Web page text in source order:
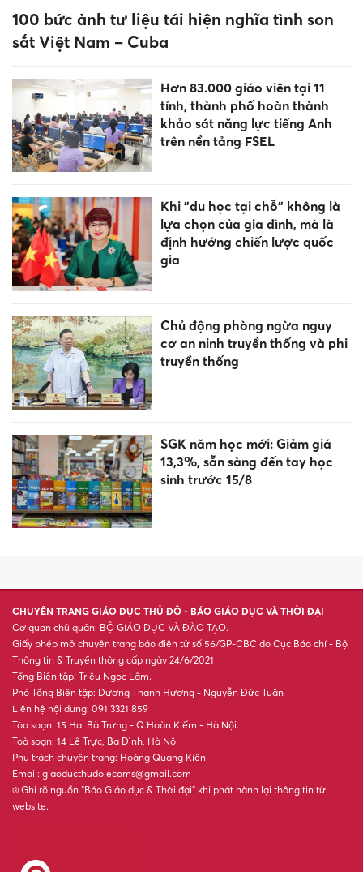
an toàn trường học, phòng
chống bạo lực học đường
được bồi dưỡng kỹ năng dạy
hát Chèo
hóa các nguồn lực đầu tư
sắp xếp, bảo lưu phụ cấp cho
cán bộ quản lý
XSMB 4/8 - Kết quả xổ số miền
Bắc hôm nay ngày 4/8/2026
'Nhảy cóc' hai lớp để thi đại